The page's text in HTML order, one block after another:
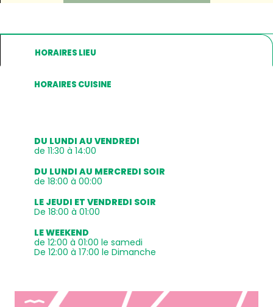
HORAIRES LIEU
HORAIRES CUISINE
DU LUNDI AU VENDREDI
de 11:30 à 14:00
DU LUNDI AU MERCREDI SOIR
de 18:00 à 00:00
LE JEUDI ET VENDREDI SOIR
De 18:00 à 01:00
LE WEEKEND
de 12:00 à 01:00 le samedi
De 12:00 à 17:00 le Dimanche